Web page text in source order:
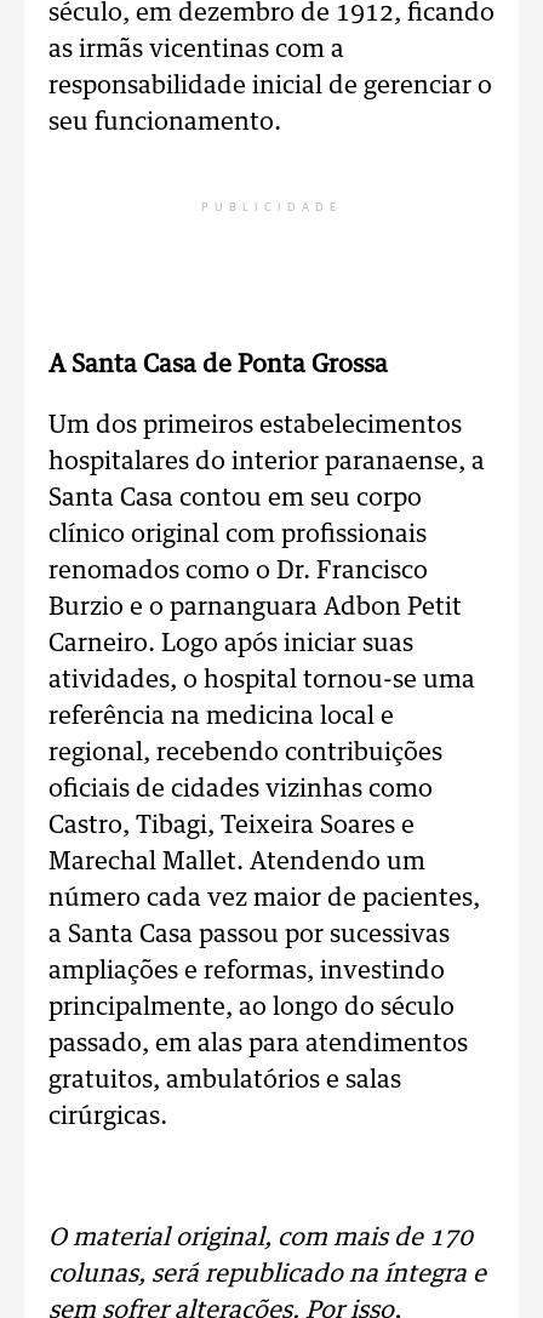
século, em dezembro de 1912, ficando
as irmãs vicentinas com a
responsabilidade inicial de gerenciar o
seu funcionamento.
PUBLICIDADE
A Santa Casa de Ponta Grossa
Um dos primeiros estabelecimentos
hospitalares do interior paranaense, a
Santa Casa contou em seu corpo
clínico original com profissionais
renomados como o Dr. Francisco
Burzio e o parnanguara Adbon Petit
Carneiro. Logo após iniciar suas
atividades, o hospital tornou-se uma
referência na medicina local e
regional, recebendo contribuições
oficiais de cidades vizinhas como
Castro, Tibagi, Teixeira Soares e
Marechal Mallet. Atendendo um
número cada vez maior de pacientes,
a Santa Casa passou por sucessivas
ampliações e reformas, investindo
principalmente, ao longo do século
passado, em alas para atendimentos
gratuitos, ambulatórios e salas
cirúrgicas.
O material original, com mais de 170
colunas, será republicado na íntegra e
sem sofrer alterações. Por isso,